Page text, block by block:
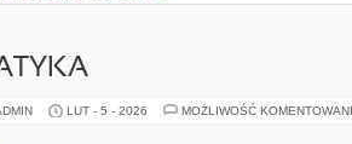
LUT - 5 - 2026 MOŻLIWOŚĆ